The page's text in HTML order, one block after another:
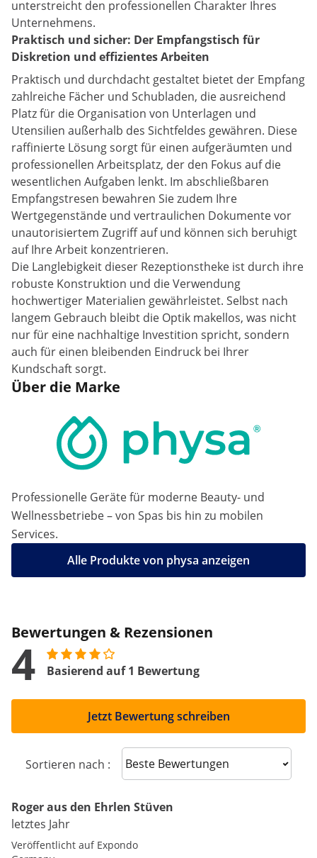
unterstreicht den professionellen Charakter Ihres
Unternehmens.
Praktisch und sicher: Der Empfangstisch für
Diskretion und effizientes Arbeiten
Praktisch und durchdacht gestaltet bietet der Empfang
zahlreiche Fächer und Schubladen, die ausreichend
Platz für die Organisation von Unterlagen und
Utensilien außerhalb des Sichtfeldes gewähren. Diese
raffinierte Lösung sorgt für einen aufgeräumten und
professionellen Arbeitsplatz, der den Fokus auf die
wesentlichen Aufgaben lenkt. Im abschließbaren
Empfangstresen bewahren Sie zudem Ihre
Wertgegenstände und vertraulichen Dokumente vor
unautorisiertem Zugriff auf und können sich beruhigt
auf Ihre Arbeit konzentrieren.
Die Langlebigkeit dieser Rezeptionstheke ist durch ihre
robuste Konstruktion und die Verwendung
hochwertiger Materialien gewährleistet. Selbst nach
langem Gebrauch bleibt die Optik makellos, was nicht
nur für eine nachhaltige Investition spricht, sondern
auch für einen bleibenden Eindruck bei Ihrer
Kundschaft sorgt.
Über die Marke
Professionelle Geräte für moderne Beauty- und
Wellnessbetriebe – von Spas bis hin zu mobilen
Services.
Alle Produkte von physa anzeigen
Bewertungen & Rezensionen
4 Basierend auf 1 Bewertung
Jetzt Bewertung schreiben
Sortieren nach : Sort reviews
Roger aus den Ehrlen Stüven
letztes Jahr
Veröffentlicht auf Expondo